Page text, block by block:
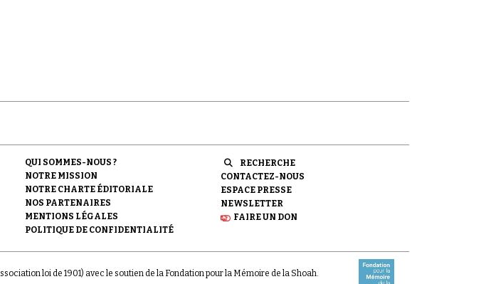
QUI SOMMES-NOUS ?
NOTRE MISSION
NOTRE CHARTE ÉDITORIALE
NOS PARTENAIRES
MENTIONS LÉGALES
POLITIQUE DE CONFIDENTIALITÉ
RECHERCHE
CONTACTEZ-NOUS
ESPACE PRESSE
NEWSLETTER
FAIRE UN DON
loi de 1901) avec le soutien de la Fondation pour la Mémoire de la Shoah.